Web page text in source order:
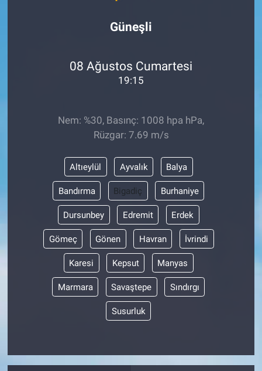
Güneşli
08 Ağustos Cumartesi
19:15
Nem: %30, Basınç: 1008 hpa hPa,
Rüzgar: 7.69 m/s
Altıeylül Ayvalık Balya
Bandırma Bigadiç Burhaniye
Dursunbey Edremit Erdek
Gömeç Gönen Havran İvrindi
Karesi Kepsut Manyas
Marmara Savaştepe Sındırgı
Susurluk